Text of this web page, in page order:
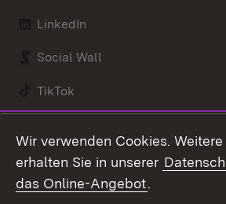
LinkedIn
Social Wall
TikTok
Kontakt
Wir verwenden Cookies.
erhalten Sie in unserer
das Online-Angebot.